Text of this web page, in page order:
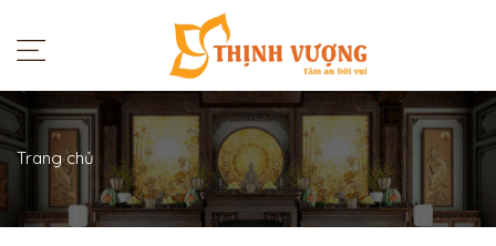
Trang chủ